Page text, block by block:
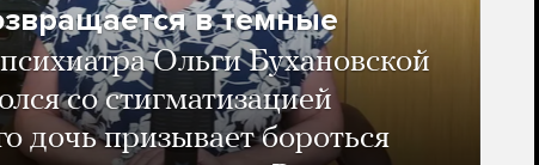
в темные
Ольги Бухановской
со стигматизацией
дочь призывает бороться